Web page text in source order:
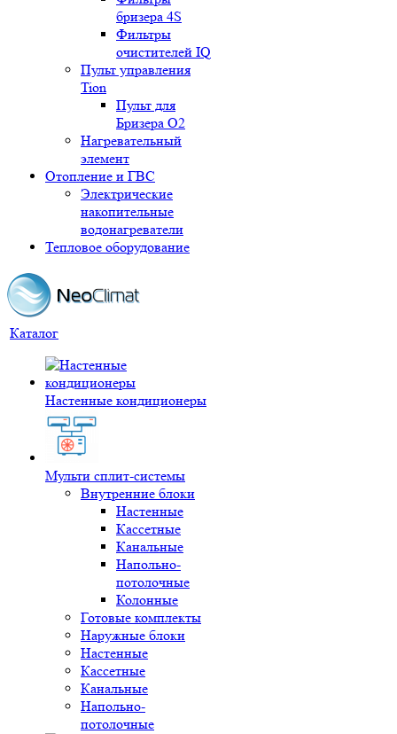
бризера 4S
Фильтры
очистителей IQ
Пульт управления
Tion
Пульт для
Бризера O2
Нагревательный
элемент
Отопление и ГВС
Электрические
накопительные
водонагреватели
Тепловое оборудование
Каталог
Настенные кондиционеры
Мульти сплит-системы
Внутренние блоки
Настенные
Кассетные
Канальные
Напольно-
потолочные
Колонные
Готовые комплекты
Наружные блоки
Настенные
Кассетные
Канальные
Напольно-
потолочные